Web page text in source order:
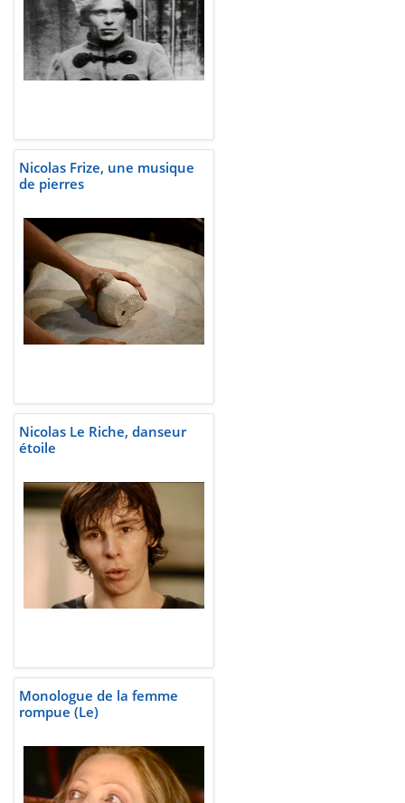
Nicolas Frize, une musique
de pierres
Nicolas Le Riche, danseur
étoile
Monologue de la femme
rompue (Le)